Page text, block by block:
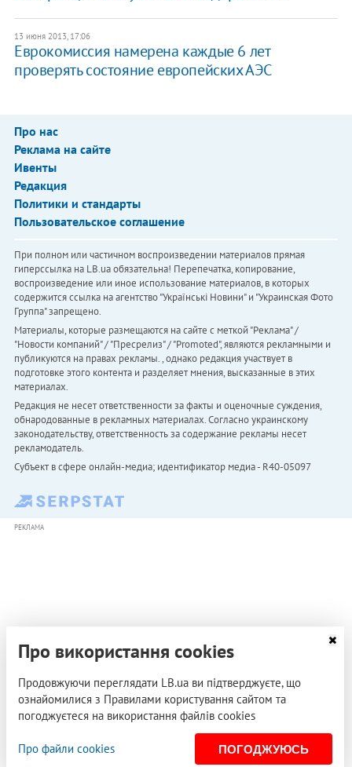
13 июня 2013, 17:06
Еврокомиссия намерена каждые 6 лет
проверять состояние европейских АЭС
Про нас
Реклама на сайте
Ивенты
Редакция
Политики и стандарты
Пользовательское соглашение
При полном или частичном воспроизведении материалов прямая
гиперссылка на LB.ua обязательна! Перепечатка, копирование,
воспроизведение или иное использование материалов, в которых
содержится ссылка на агентство "Українськi Новини" и "Украинская Фото
Группа" запрещено.
Материалы, которые размещаются на сайте с меткой "Реклама" /
"Новости компаний" / "Пресрелиз" / "Promoted", являются рекламными и
публикуются на правах рекламы. , однако редакция участвует в
подготовке этого контента и разделяет мнения, высказанные в этих
материалах.
Редакция не несет ответственности за факты и оценочные суждения,
обнародованные в рекламных материалах. Согласно украинскому
законодательству, ответственность за содержание рекламы несет
рекламодатель.
Субъект в сфере онлайн-медиа; идентификатор медиа - R40-05097
РЕКЛАМА
Про використання cookies
Продовжуючи переглядати LB.ua ви підтверджуєте, що
ознайомилися з Правилами користування сайтом та
погоджуєтеся на використання файлів cookies
Про файли cookies ПОГОДЖУЮСЬ